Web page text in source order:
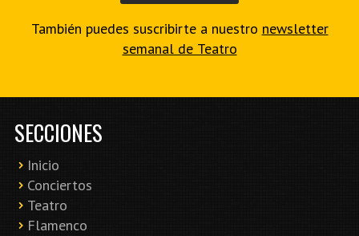
También puedes suscribirte a nuestro newsletter
semanal de Teatro
SECCIONES
Inicio
Conciertos
Teatro
Flamenco